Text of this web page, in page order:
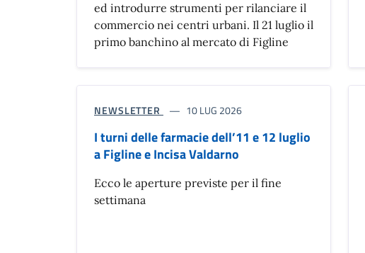
ed introdurre strumenti per rilanciare il
commercio nei centri urbani. Il 21 luglio il
primo banchino al mercato di Figline
NEWSLETTER 10 LUG 2026
I turni delle farmacie dell’11 e 12 luglio
a Figline e Incisa Valdarno
Ecco le aperture previste per il fine
settimana